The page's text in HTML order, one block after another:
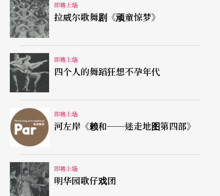
即将上场
拉威尔歌舞剧《顽童惊梦》
即将上场
四个人的舞蹈狂想不孕年代
即将上场
河左岸《赖和──迷走地图第四部》
即将上场
明华园歌仔戏团